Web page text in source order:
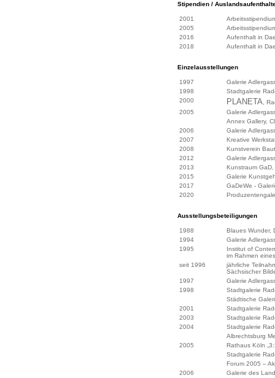
Stipendien /
2001
2005
2016
Aufenthalt in
2018
Aufenthalt in
Einzelausstellungen
1997
Galerie
1998
Stadtgalerie
2000
PLANETA ,
2005
Galerie
Annex Gallery,
2006
Galerie
2007
Kreative
2008
Kunstverein
2012
Galerie
2013
Kunstraum
2015
Galerie
2017
GaDeWe -
2020
Ausstellungsbeteiligungen
1988
Blaues Wunder,
1994
Galerie
1995
Institut of
im Rahmen
seit 1996
jährliche
Sächsischer
1997
Galerie
1998
Stadtgalerie
Städtische
2001
Stadtgalerie
2003
Stadtgalerie
2004
Stadtgalerie
Albrechtsburg
2005
Rathaus Köln
Stadtgalerie
Forum 2005 –
2006
Galerie des